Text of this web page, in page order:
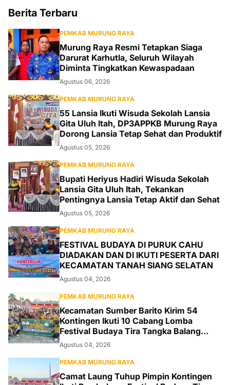
Berita Terbaru
PEMKAB MURUNG RAYA
Murung Raya Resmi Tetapkan Siaga
Darurat Karhutla, Seluruh Wilayah
Diminta Tingkatkan Kewaspadaan
Agustus 06, 2026
PEMKAB MURUNG RAYA
55 Lansia Ikuti Wisuda Sekolah Lansia
Gita Uluh Itah, DP3APPKB Murung Raya
Dorong Lansia Tetap Sehat dan Produktif
Agustus 05, 2026
PEMKAB MURUNG RAYA
Bupati Heriyus Hadiri Wisuda Sekolah
Lansia Gita Uluh Itah, Tekankan
Pentingnya Lansia Tetap Aktif dan Sehat
Agustus 05, 2026
PEMKAB MURUNG RAYA
FESTIVAL BUDAYA DI PURUK CAHU
DIADAKAN DAN DI IKUTI PESERTA DARI
KECAMATAN TANAH SIANG SELATAN
Agustus 04, 2026
PEMKAB MURUNG RAYA
Kecamatan Sumber Barito Kirim 54
Kontingen Ikuti 10 Cabang Lomba
Festival Budaya Tira Tangka Balang
2026
Agustus 04, 2026
PEMKAB MURUNG RAYA
Camat Laung Tuhup Pimpin Kontingen